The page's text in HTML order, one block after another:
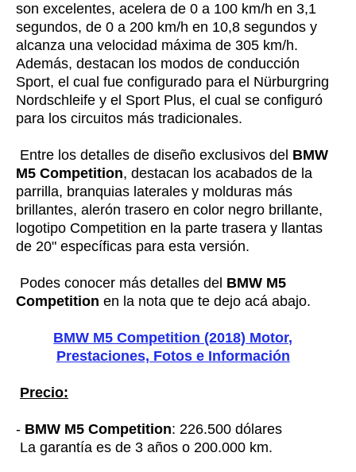
son excelentes, acelera de 0 a 100 km/h en 3,1
segundos, de 0 a 200 km/h en 10,8 segundos y
alcanza una velocidad máxima de 305 km/h.
Además, destacan los modos de conducción
Sport, el cual fue configurado para el Nürburgring
Nordschleife y el Sport Plus, el cual se configuró
para los circuitos más tradicionales.
Entre los detalles de diseño exclusivos del BMW
M5 Competition, destacan los acabados de la
parrilla, branquias laterales y molduras más
brillantes, alerón trasero en color negro brillante,
logotipo Competition en la parte trasera y llantas
de 20" específicas para esta versión.
Podes conocer más detalles del BMW M5
Competition en la nota que te dejo acá abajo.
BMW M5 Competition (2018) Motor,
Prestaciones, Fotos e Información
Precio:
- BMW M5 Competition: 226.500 dólares
La garantía es de 3 años o 200.000 km.